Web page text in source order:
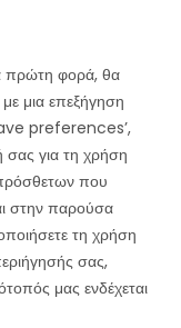
Διάφορα
πρώτη φορά, θα
μια επεξήγηση
preferences’,
σας για τη χρήση
που
στην παρούσα
τη χρήση
σας,
μας ενδέχεται